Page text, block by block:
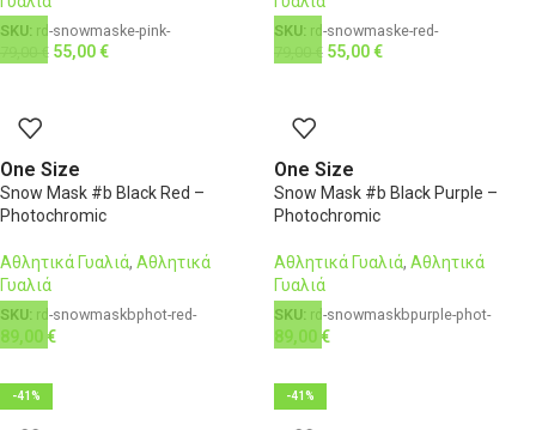
SKU: rd-snowmaske-pink-
€ 55,00€
SKU: rd-snowmaske-red-
€ 55,00€
One Size
Snow Mask #b Black Red –
Photochromic
Αθλητικά Γυαλιά, Αθλητικά
Γυαλιά
SKU: rd-snowmaskbphot-red-
89,00 €
One Size
Snow Mask #b Black Purple –
Photochromic
Αθλητικά Γυαλιά, Αθλητικά
Γυαλιά
SKU: rd-snowmaskbpurple-phot-
89,00 €
-41% -41%